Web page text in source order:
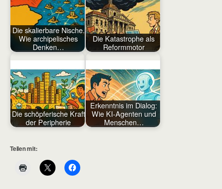
Die skalierbare Nische.
Wie archipelisches
Denken…
Die Katastrophe als
Reformmotor
Die schöpferische Kraft
der Peripherie
Erkenntnis im Dialog:
Wie KI-Agenten und
Menschen…
Teilen mit: